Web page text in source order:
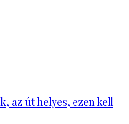
az út helyes, ezen kell